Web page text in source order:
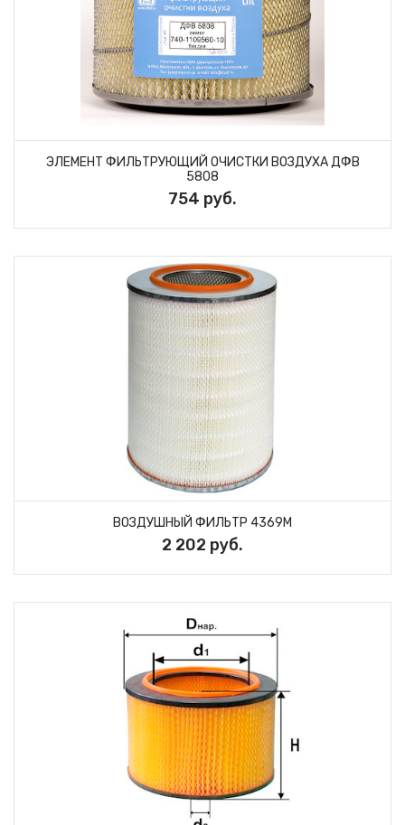
ЭЛЕМЕНТ ФИЛЬТРУЮЩИЙ ОЧИСТКИ ВОЗДУХА ДФВ
5808
754 руб.
ВОЗДУШНЫЙ ФИЛЬТР 4369M
2 202 руб.